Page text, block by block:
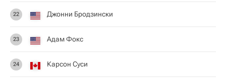
22 Джонни Бродзински
23 Адам Фокс
24 Карсон Суси